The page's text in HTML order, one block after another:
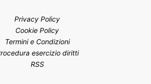
Privacy Policy
Cookie Policy
Termini e Condizioni
esercizio diritti
RSS